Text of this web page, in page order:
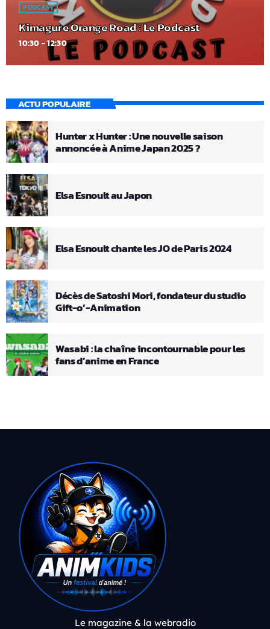
PODCAST
Kimagure Orange Road : Le Podcast
10:30 - 12:30
ACTU POPULAIRE
Hunter x Hunter : Une nouvelle saison
annoncée à Anime Japan 2025 ?
Elsa Esnoult au Japon
Elsa Esnoult chante les JO de Paris 2024
Décès de Satoshi Mori, fondateur du studio
Gift-o’-Animation
Wasabi : la chaîne incontournable pour les
fans d’anime en France
Le magazine & la webradio